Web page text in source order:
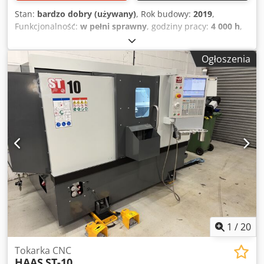
Stan: bardzo dobry (używany), Rok budowy: 2019,
Funkcjonalność: w pełni sprawny, godziny pracy: 4 000 h,
transporter wiórów
Sprzedajemy niektóre maszyny, ponieważ nabywamy
nowe. Maszyna jest w doskonałym stanie i jest obecnie
używana. Zakres prędkości wrzeciona: 6000 obr./min.
Liczba pozycji narzędziowych: 12 Csdpfxeyrc Dzo Ac Tsrf
Transporter wiórów
Ogłoszenia
1 /20
Tokarka CNC